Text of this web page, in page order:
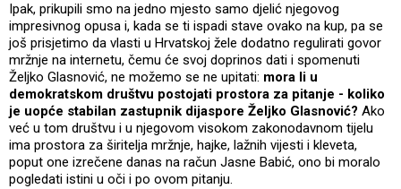
Ipak, prikupili smo na jedno mjesto samo djelić njegovog
impresivnog opusa i, kada se ti ispadi stave ovako na kup, pa se
još prisjetimo da vlasti u Hrvatskoj žele dodatno regulirati govor
mržnje na internetu, čemu će svoj doprinos dati i spomenuti
Željko Glasnović, ne možemo se ne upitati: mora li u
demokratskom društvu postojati prostora za pitanje - koliko
je uopće stabilan zastupnik dijaspore Željko Glasnović? Ako
već u tom društvu i u njegovom visokom zakonodavnom tijelu
ima prostora za širitelja mržnje, hajke, lažnih vijesti i kleveta,
poput one izrečene danas na račun Jasne Babić, ono bi moralo
pogledati istini u oči i po ovom pitanju.